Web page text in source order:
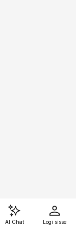
AI Chat Logi sisse